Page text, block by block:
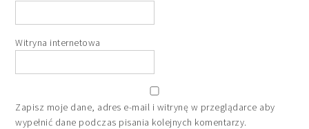
Witryna internetowa
Zapisz moje dane, adres e-mail i witrynę w przeglądarce aby
wypełnić dane podczas pisania kolejnych komentarzy.